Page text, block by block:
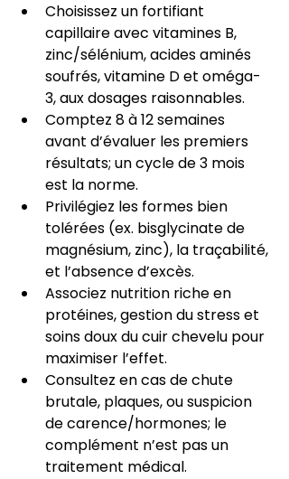
Choisissez un fortifiant
capillaire avec vitamines B,
zinc/sélénium, acides aminés
soufrés, vitamine D et oméga-
3, aux dosages raisonnables.
Comptez 8 à 12 semaines
avant d’évaluer les premiers
résultats; un cycle de 3 mois
est la norme.
Privilégiez les formes bien
tolérées (ex. bisglycinate de
magnésium, zinc), la traçabilité,
et l’absence d’excès.
Associez nutrition riche en
protéines, gestion du stress et
soins doux du cuir chevelu pour
maximiser l’effet.
Consultez en cas de chute
brutale, plaques, ou suspicion
de carence/hormones; le
complément n’est pas un
traitement médical.